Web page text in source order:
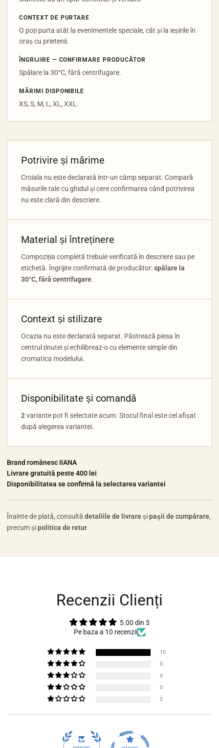
CONTEXT DE PURTARE
O poți purta atât la evenimentele speciale, cât și la ieșirile în
oraș cu prietenii.
ÎNGRIJIRE — CONFIRMARE PRODUCĂTOR
Spălare la 30°C, fără centrifugare.
MĂRIMI DISPONIBILE
XS, S, M, L, XL, XXL.
Potrivire și mărime
Croiala nu este declarată într-un câmp separat. Compară
măsurile tale cu ghidul și cere confirmarea când potrivirea
nu este clară din descriere.
Material și întreținere
Compoziția completă trebuie verificată în descriere sau pe
etichetă. Îngrijire confirmată de producător:spălare la
30°C, fără centrifugare.
Context și stilizare
Ocazia nu este declarată separat. Păstrează piesa în
centrul ținutei și echilibreaz-o cu elemente simple din
cromatica modelului.
Disponibilitate și comandă
2variante pot fi selectate acum. Stocul final este cel afișat
după alegerea variantei.
Brand românesc IIANA
Livrare gratuită peste 400 lei
Disponibilitatea se confirmă la selectarea variantei
Înainte de plată, consultă detaliile de livrare șipașii de cumpărare,
precum șipolitica de retur.
Recenzii Clienți
5.00 din 5
Pe baza a 10 recenzii
10
0
0
0
0